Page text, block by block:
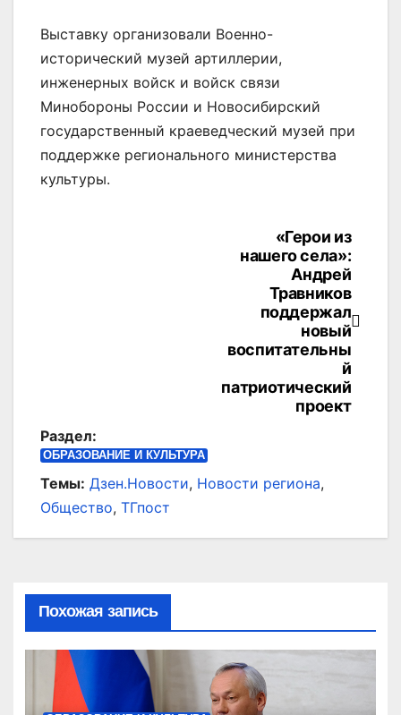
Выставку организовали Военно-
исторический музей артиллерии,
инженерных войск и войск связи
Минобороны России и Новосибирский
государственный краеведческий музей при
поддержке регионального министерства
культуры.
«Герои из
нашего села»:
Андрей
Травников
поддержал
новый
воспитательны
й
патриотический
проект
Раздел:
ОБРАЗОВАНИЕ И КУЛЬТУРА
Темы: Дзен.Новости, Новости региона,
Общество, ТГпост
Похожая запись